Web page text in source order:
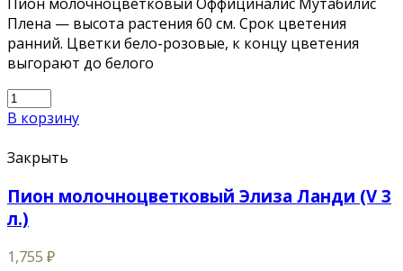
Плена — высота растения 60 см. Срок цветения
ранний. Цветки бело-розовые, к концу цветения
выгорают до белого
В корзину
Закрыть
Пион молочноцветковый Элиза Ланди (V 3
л.)
1,755 ₽